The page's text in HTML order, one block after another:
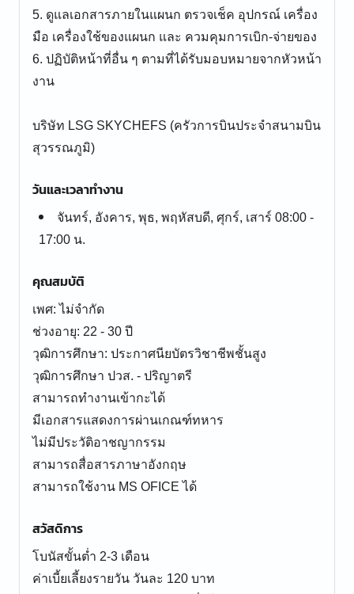
5. ดูแลเอกสารภายในแผนก ตรวจเช็ค อุปกรณ์ เครื่อง
มือ เครื่องใช้ของแผนก และ ควมคุมการเบิก-จ่ายของ
6. ปฏิบัติหน้าที่อื่น ๆ ตามที่ได้รับมอบหมายจากหัวหน้า
งาน
บริษัท LSG SKYCHEFS (ครัวการบินประจำสนามบิน
สุวรรณภูมิ)
วันและเวลาทำงาน
จันทร์, อังคาร, พุธ, พฤหัสบดี, ศุกร์, เสาร์ 08:00 -
17:00 น.
คุณสมบัติ
เพศ: ไม่จำกัด
ช่วงอายุ: 22 - 30 ปี
วุฒิการศึกษา: ประกาศนียบัตรวิชาชีพชั้นสูง
วุฒิการศึกษา ปวส. - ปริญาตรี
สามารถทำงานเข้ากะได้
มีเอกสารแสดงการผ่านเกณฑ์ทหาร
ไม่มีประวัติอาชญากรรม
สามารถสื่อสารภาษาอังกฤษ
สามารถใช้งาน MS OFICE ได้
สวัสดิการ
โบนัสขั้นต่ำ 2-3 เดือน
ค่าเบี้ยเลี้ยงรายวัน วันละ 120 บาท